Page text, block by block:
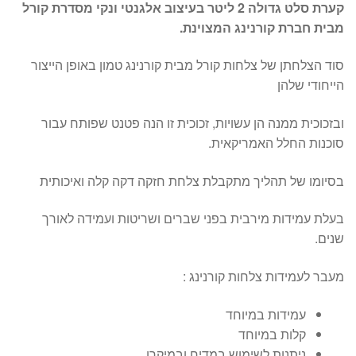
קערת סלט גדולה 2 ליטר בעיצוב אלגנטי ונקי מסדרת קורל
מבית חברת קורנינג המצוינת.
סוד הצלחתן של צלחות קורל מבית קורנינג טמון באופן הייצור
הייחודי שלהן
ובזכוכית ממנה הן עשויות, זכוכית זו הנה פטנט שפותח עבור
סוכנות החלל האמריקאית.
בסיומו של תהליך מתקבלת צלחת חזקה דקה קלה ואיכותית
בעלת עמידות מירבית בפני שברים ושריטות ועמידה לאורך
שנים.
מעבר לעמידות צלחות קורנינג :
עמידות במיוחד
קלות במיוחד